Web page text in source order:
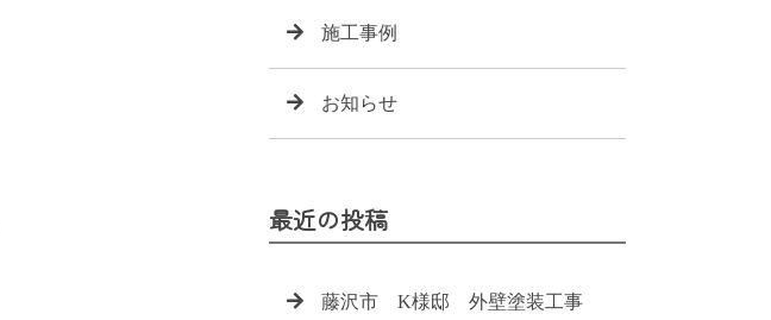
施工事例
お知らせ
最近の投稿
藤沢市 K様邸 外壁塗装工事